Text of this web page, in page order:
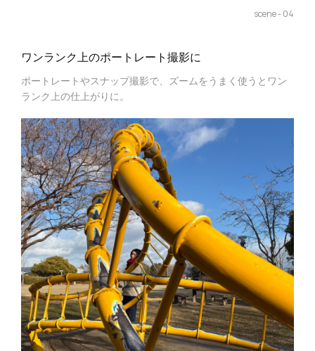
scene - 04
ワンランク上のポートレート撮影に
ポートレートやスナップ撮影で、ズームをうまく使うとワン
ランク上の仕上がりに。